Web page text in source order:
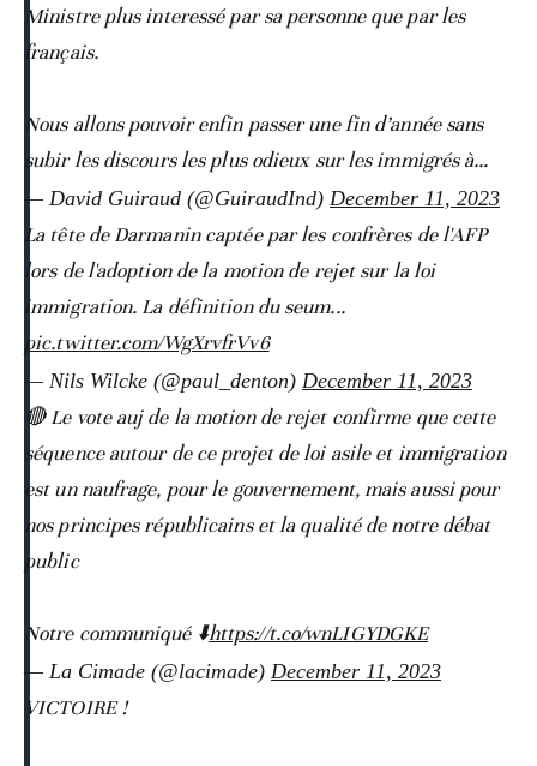
Ministre plus interessé par sa personne que par les
français.
Nous allons pouvoir enfin passer une fin d’année sans
subir les discours les plus odieux sur les immigrés à…
— David Guiraud (@GuiraudInd) December 11, 2023
La tête de Darmanin captée par les confrères de l'AFP
lors de l'adoption de la motion de rejet sur la loi
immigration. La définition du seum...
pic.twitter.com/WgXrvfrVv6
— Nils Wilcke (@paul_denton) December 11, 2023
🔴 Le vote auj de la motion de rejet confirme que cette
séquence autour de ce projet de loi asile et immigration
est un naufrage, pour le gouvernement, mais aussi pour
nos principes républicains et la qualité de notre débat
public
Notre communiqué ⬇️https://t.co/wnLIGYDGKE
— La Cimade (@lacimade) December 11, 2023
VICTOIRE !